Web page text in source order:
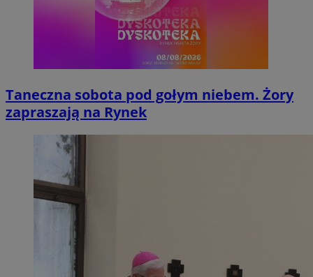
Taneczna sobota pod gołym niebem. Żory
zapraszają na Rynek